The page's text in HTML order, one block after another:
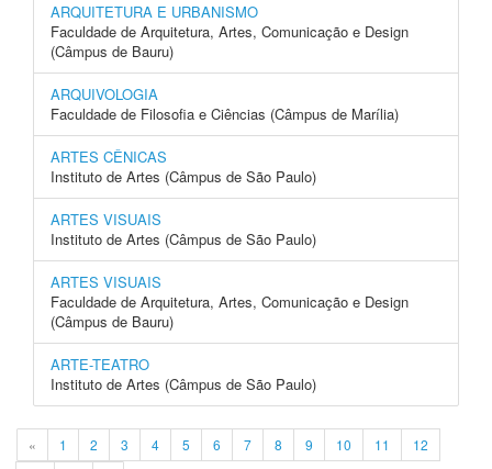
ARQUITETURA E URBANISMO
Faculdade de Arquitetura, Artes, Comunicação e Design
(Câmpus de Bauru)
ARQUIVOLOGIA
Faculdade de Filosofia e Ciências (Câmpus de Marília)
ARTES CÊNICAS
Instituto de Artes (Câmpus de São Paulo)
ARTES VISUAIS
Instituto de Artes (Câmpus de São Paulo)
ARTES VISUAIS
Faculdade de Arquitetura, Artes, Comunicação e Design
(Câmpus de Bauru)
ARTE-TEATRO
Instituto de Artes (Câmpus de São Paulo)
« 1 2 3 4 5 6 7 8 9 10 11
12